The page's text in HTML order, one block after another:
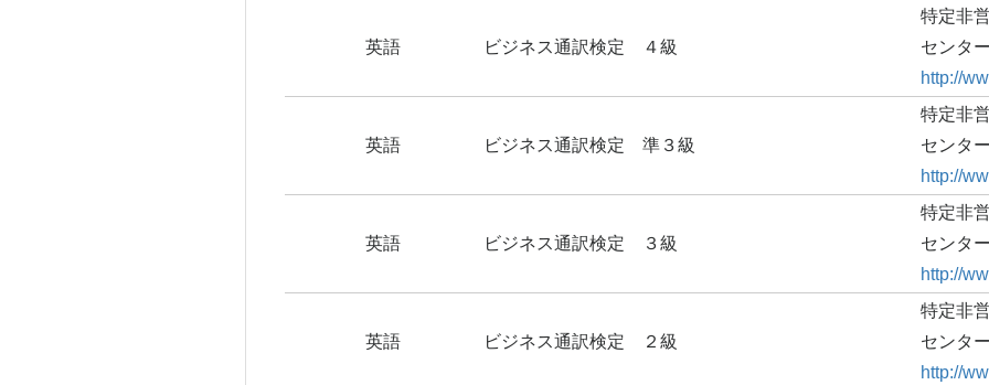
英語 ビジネス通訳検定 ４級
特定非
センター
http://
英語 ビジネス通訳検定 準３級
特定非
センター
http://
英語 ビジネス通訳検定 ３級
特定非
センター
http://
英語 ビジネス通訳検定 ２級
特定非
センター
http://